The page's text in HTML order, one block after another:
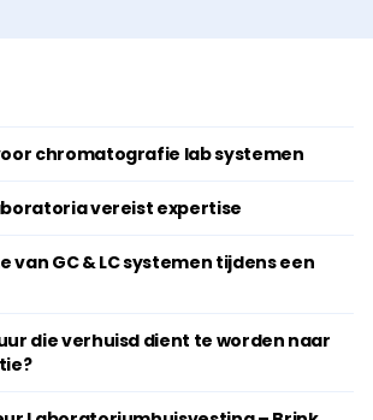
chromatografie lab systemen
vereist expertise
van GC & LC systemen tijdens een
die verhuisd dient te worden naar